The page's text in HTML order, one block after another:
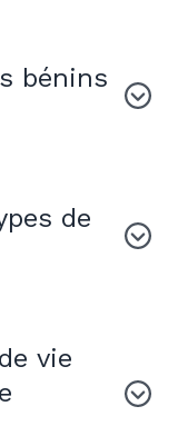
bénins
de
vie